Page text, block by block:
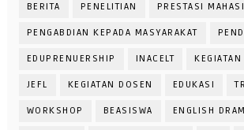
BERITA PENELITIAN PRESTASI
PENGABDIAN KEPADA MASYARAKAT
EDUPRENUERSHIP INACELT
JEFL KEGIATAN DOSEN EDUKASI
WORKSHOP BEASISWA ENGLISH